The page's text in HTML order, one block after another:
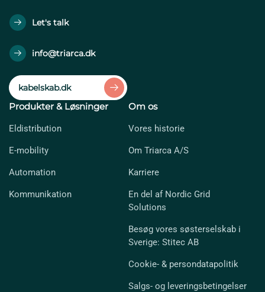
Let's talk
info@triarca.dk
kabelskab.dk
Produkter & Løsninger
Eldistribution
E-mobility
Automation
Kommunikation
Om os
Vores historie
Om Triarca A/S
Karriere
En del af Nordic Grid
Solutions
Besøg vores søsterselskab i
Sverige: Stitec AB
Cookie- & persondatapolitik
Salgs- og leveringsbetingelser